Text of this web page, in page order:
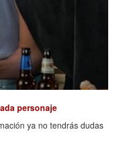
personaje
ya no tendrás dudas